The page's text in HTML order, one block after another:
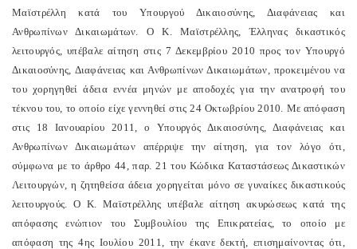
Μαϊστρέλλη κατά του Υπουργού Δικαιοσύνης, Διαφάνειας και
Ανθρωπίνων Δικαιωμάτων. Ο Κ. Μαϊστρέλλης, Έλληνας δικαστικός
λειτουργός, υπέβαλε αίτηση στις 7 Δεκεμβρίου 2010 προς τον Υπουργό
Δικαιοσύνης, Διαφάνειας και Ανθρωπίνων Δικαιωμάτων, προκειμένου να
του χορηγηθεί άδεια εννέα μηνών με αποδοχές για την ανατροφή του
τέκνου του, το οποίο είχε γεννηθεί στις 24 Οκτωβρίου 2010. Με απόφαση
στις 18 Ιανουαρίου 2011, ο Υπουργός Δικαιοσύνης, Διαφάνειας και
Ανθρωπίνων Δικαιωμάτων απέρριψε την αίτηση, για τον λόγο ότι,
σύμφωνα με το άρθρο 44, παρ. 21 του Κώδικα Καταστάσεως Δικαστικών
Λειτουργών, η ζητηθείσα άδεια χορηγείται μόνο σε γυναίκες δικαστικούς
λειτουργούς. Ο Κ. Μαϊστρέλλης υπέβαλε αίτηση ακυρώσεως κατά της
απόφασης ενώπιον του Συμβουλίου της Επικρατείας, το οποίο με
απόφαση της 4ης Ιουλίου 2011, την έκανε δεκτή, επισημαίνοντας ότι,